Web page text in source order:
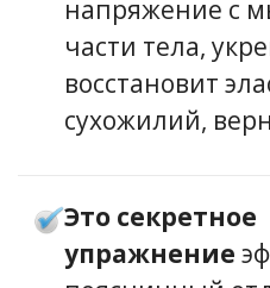
напряжение с
части тела,
восстановит
сухожилий,
Это секретное
упражнение